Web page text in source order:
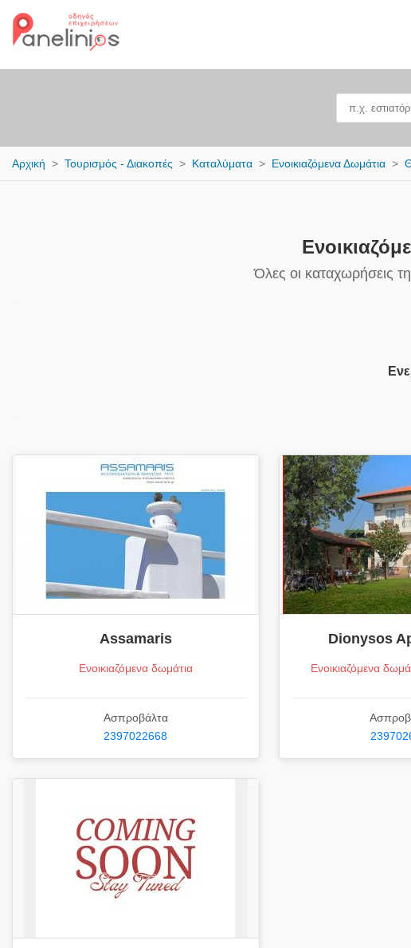
Αρχική Τουρισμός - Διακοπές Καταλύματα Ενοικιαζόμενα Δωμάτια
Όλες οι καταχωρήσεις
Assamaris
Ενοικιαζόμενα δωμάτια
Ασπροβάλτα
2397022668
Dionysos
Ενοικιαζόμενα